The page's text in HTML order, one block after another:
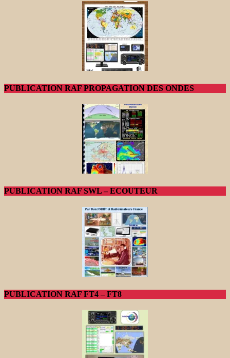
PUBLICATION RAF PROPAGATION DES ONDES
PUBLICATION RAF SWL – ECOUTEUR
PUBLICATION RAF FT4 – FT8